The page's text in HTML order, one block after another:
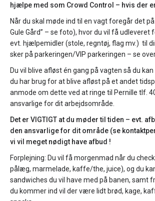
hjælpe med som Crowd Control – hvis der
Når du skal møde ind til en vagt foregår det på
Gule Gård” – se foto), hvor du vil få udleveret
evt. hjælpemidler (stole, regntøj, flag mv.) til
sker på parkeringen/VIP parkeringen – se
Du vil blive afløst én gang på vagten så du
du har brug for at blive afløst på et andet
anmode om dette ved at ringe til Pernille tlf.
ansvarlige for dit arbejdsområde.
Det er VIGTIGT at du møder til tiden – evt.
den ansvarlige for dit område (se
vi vil meget nødigt have afbud !
Forplejning: Du vil få morgenmad når du
pålæg, marmelade, kaffe/the, juice), og du
sandwiches du vil have med på banen, samt
du kommer ind vil der være lidt brød, kage,